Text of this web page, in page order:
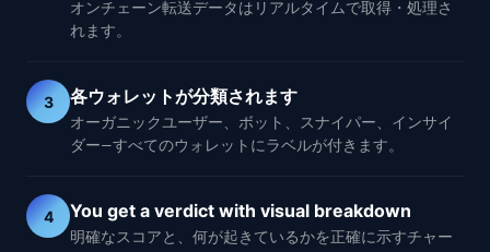
オンチェーン転送データはリアルタイムで取得・処理さ
れます。
3 各ウォレットが分類されます
オーガニックユーザー、ボット、スナイパー、インサイ
ダー—すべてのウォレットにラベルが付きます。
4 You get a verdict with visual breakdown
明確なスコアと、何が起きているかを正確に示すチャー